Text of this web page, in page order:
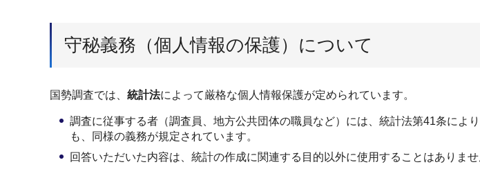
守秘義務（個人情報の保護）について
国勢調査では、 統計法によって厳格な個人情報保護が定められています。
調査に従事する者（調査員、地方公共団体の職員など）には、統計法第41条によ
も、同様の義務が規定されています。
回答いただいた内容は、統計の作成に関連する目的以外に使用することはありませ